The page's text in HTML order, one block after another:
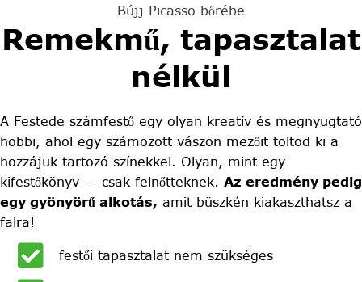
Bújj Picasso bőrébe
Remekmű, tapasztalat
nélkül
A Festede számfestő egy olyan kreatív és megnyugtató
hobbi, ahol egy számozott vászon mezőit töltöd ki a
hozzájuk tartozó színekkel. Olyan, mint egy
kifestőkönyv — csak felnőtteknek. Az eredmény pedig
egy gyönyörű alkotás, amit büszkén kiakaszthatsz a
falra!
festői tapasztalat nem szükséges